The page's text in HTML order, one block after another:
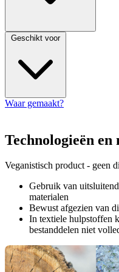
Geschikt voor
Waar gemaakt?
Technologieën
Veganistisch product - geen
Gebruik van
materialen
Bewust afgezien van
In textiele hulpstoffen
bestanddelen niet